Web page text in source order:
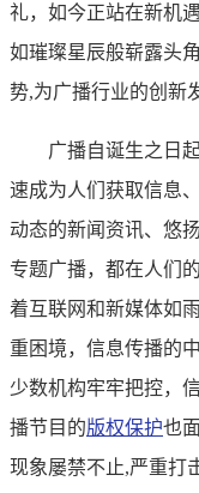
礼，如今正站在新机
如璀璨星辰般崭露头
势,为广播行业的创新
广播自诞生之日
速成为人们获取信息
动态的新闻资讯、悠
专题广播，都在人们
着互联网和新媒体如
重困境，信息传播的
少数机构牢牢把控，
播节目的版权保护也
现象屡禁不止,严重打